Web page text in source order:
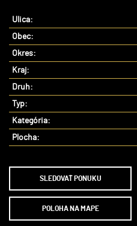
Ulica:
Obec:
Okres:
Kraj:
Druh:
Typ:
Kategória:
Plocha:
SLEDOVAŤ PONUKU
POLOHA NA MAPE